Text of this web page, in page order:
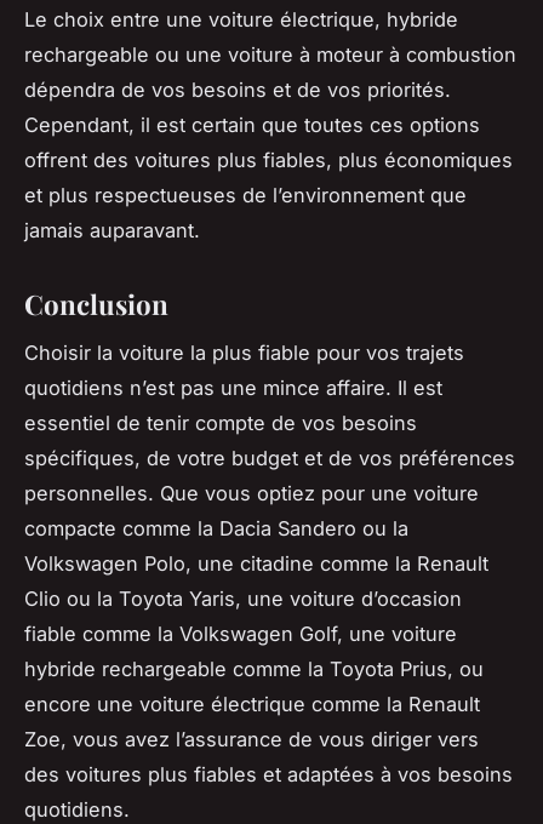
Le choix entre une voiture électrique, hybride
rechargeable ou une voiture à moteur à combustion
dépendra de vos besoins et de vos priorités.
Cependant, il est certain que toutes ces options
offrent des voitures plus fiables, plus économiques
et plus respectueuses de l’environnement que
jamais auparavant.
Conclusion
Choisir la voiture la plus fiable pour vos trajets
quotidiens n’est pas une mince affaire. Il est
essentiel de tenir compte de vos besoins
spécifiques, de votre budget et de vos préférences
personnelles. Que vous optiez pour une voiture
compacte comme la Dacia Sandero ou la
Volkswagen Polo, une citadine comme la Renault
Clio ou la Toyota Yaris, une voiture d’occasion
fiable comme la Volkswagen Golf, une voiture
hybride rechargeable comme la Toyota Prius, ou
encore une voiture électrique comme la Renault
Zoe, vous avez l’assurance de vous diriger vers
des voitures plus fiables et adaptées à vos besoins
quotidiens.